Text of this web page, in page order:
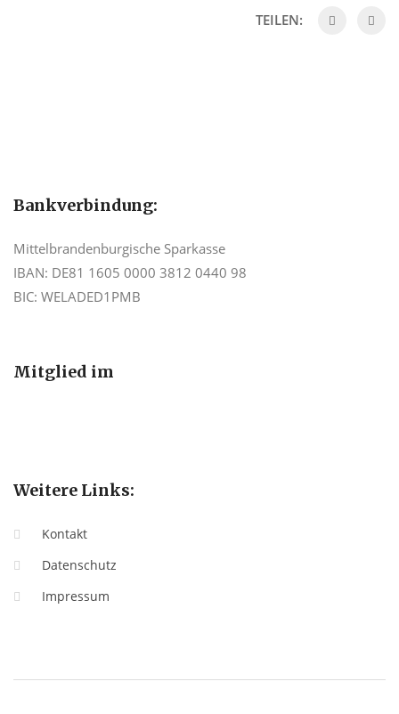
TEILEN:
Bankverbindung:
Mittelbrandenburgische Sparkasse
IBAN: DE81 1605 0000 3812 0440 98
BIC: WELADED1PMB
Mitglied im
Weitere Links:
Kontakt
Datenschutz
Impressum